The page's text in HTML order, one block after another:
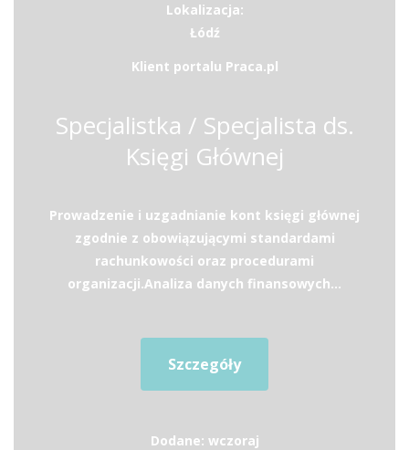
Lokalizacja:
Łódź
Klient portalu Praca.pl
Specjalistka / Specjalista ds.
Księgi Głównej
Prowadzenie i uzgadnianie kont księgi głównej
zgodnie z obowiązującymi standardami
rachunkowości oraz procedurami
organizacji.Analiza danych finansowych...
Szczegóły
Dodane: wczoraj